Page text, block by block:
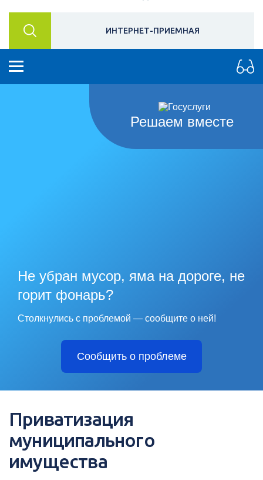
ИНТЕРНЕТ-ПРИЕМНАЯ
Решаем вместе
Не убран мусор, яма на дороге, не
горит фонарь?
Столкнулись с проблемой — сообщите о ней!
Сообщить о проблеме
Приватизация
муниципального
имущества